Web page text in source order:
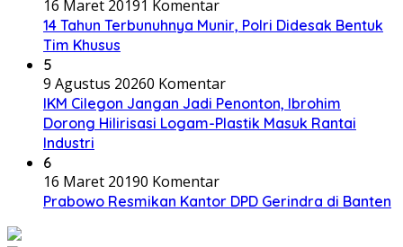
16 Maret 20191 Komentar
14 Tahun Terbunuhnya Munir, Polri Didesak Bentuk
Tim Khusus
5
9 Agustus 20260 Komentar
IKM Cilegon Jangan Jadi Penonton, Ibrohim
Dorong Hilirisasi Logam-Plastik Masuk Rantai
Industri
6
16 Maret 20190 Komentar
Prabowo Resmikan Kantor DPD Gerindra di Banten